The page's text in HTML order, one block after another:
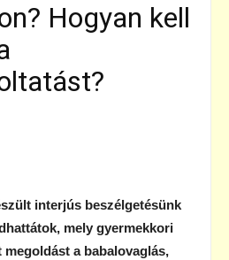
Hogyan kell
interjús beszélgetésünk
mely gyermekkori
a babalovaglás,